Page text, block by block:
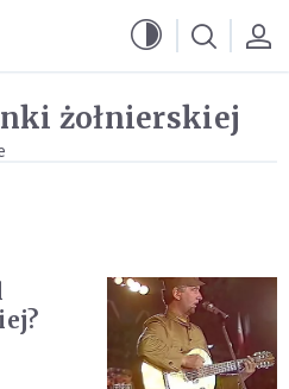
żołnierskiej